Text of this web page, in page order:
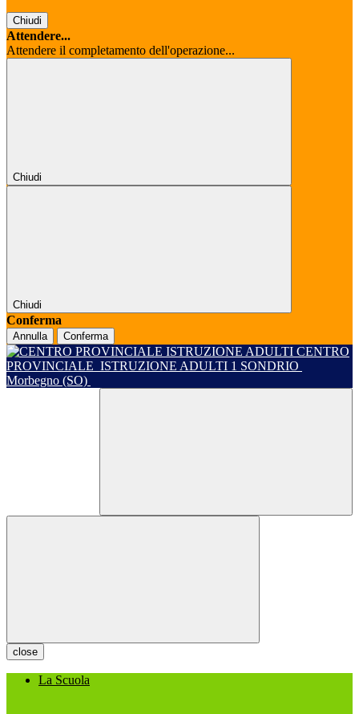
Chiudi
Attendere...
Attendere il completamento dell'operazione...
Chiudi
Chiudi
Conferma
Annulla Conferma
CENTRO
PROVINCIALE ISTRUZIONE ADULTI 1 SONDRIO
Morbegno (SO)
close
La Scuola